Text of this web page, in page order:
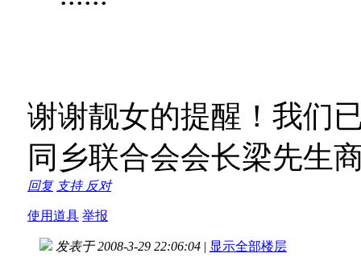
谢谢靓女的提醒！我们
同乡联合会会长梁先生
回复 支持 反对
使用道具 举报
发表于 2008-3-29 22:06:04 | 显示全部楼层